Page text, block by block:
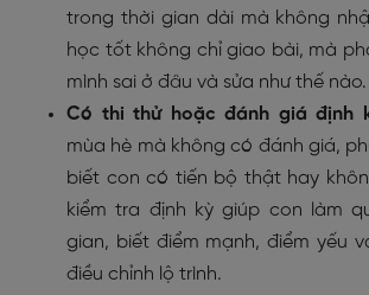
trong thời gian dài mà không
học tốt không chỉ giao bài, mà
mình sai ở đâu và sửa như thế nào.
Có thi thử hoặc đánh giá định
mùa hè mà không có đánh giá,
biết con có tiến bộ thật hay
kiểm tra định kỳ giúp con làm
gian, biết điểm mạnh, điểm yếu
điều chỉnh lộ trình.